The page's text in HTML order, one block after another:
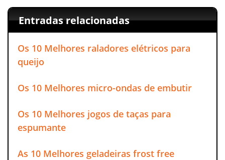
Entradas relacionadas
Os 10 Melhores raladores elétricos para
queijo
Os 10 Melhores micro-ondas de embutir
Os 10 Melhores jogos de taças para
espumante
As 10 Melhores geladeiras frost free